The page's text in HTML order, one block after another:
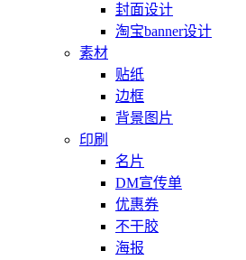
封面设计
淘宝banner设计
素材
贴纸
边框
背景图片
印刷
名片
DM宣传单
优惠券
不干胶
海报